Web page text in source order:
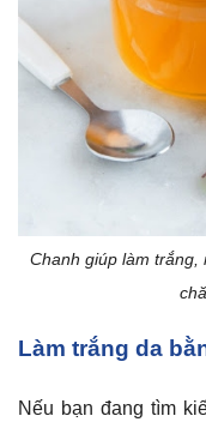
Chanh giúp làm
Làm trắng da
Nếu bạn đang tìm